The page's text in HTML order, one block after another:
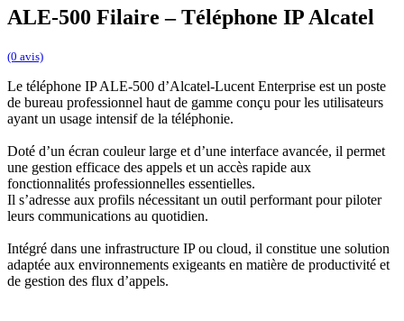
ALE-500 Filaire – Téléphone IP Alcatel
(0 avis)
Le téléphone IP ALE-500 d’Alcatel-Lucent Enterprise est un poste
de bureau professionnel haut de gamme conçu pour les utilisateurs
ayant un usage intensif de la téléphonie.
Doté d’un écran couleur large et d’une interface avancée, il permet
une gestion efficace des appels et un accès rapide aux
fonctionnalités professionnelles essentielles.
Il s’adresse aux profils nécessitant un outil performant pour piloter
leurs communications au quotidien.
Intégré dans une infrastructure IP ou cloud, il constitue une solution
adaptée aux environnements exigeants en matière de productivité et
de gestion des flux d’appels.